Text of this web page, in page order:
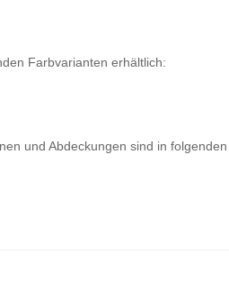
Farbvarianten erhältlich:
und Abdeckungen sind in